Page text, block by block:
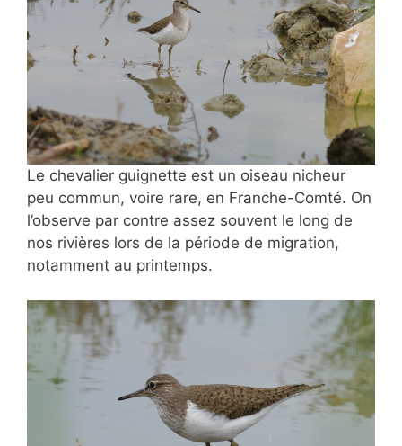
Le chevalier guignette est un oiseau nicheur
peu commun, voire rare, en Franche-Comté. On
l’observe par contre assez souvent le long de
nos rivières lors de la période de migration,
notamment au printemps.